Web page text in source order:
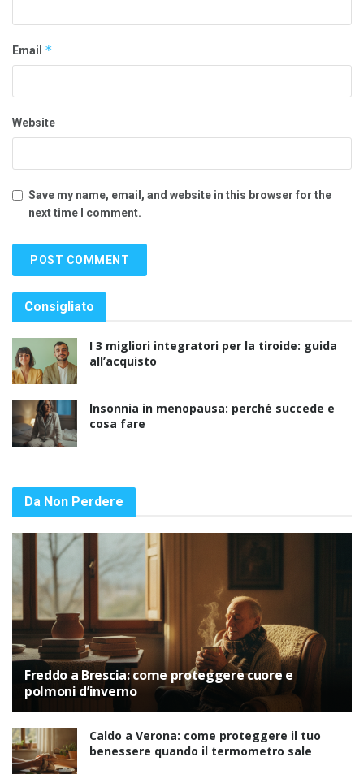
Email *
Website
Save my name, email, and website in this browser for the
next time I comment.
Consigliato
I 3 migliori integratori per la tiroide: guida
all’acquisto
Insonnia in menopausa: perché succede e
cosa fare
Da Non Perdere
Freddo a Brescia: come proteggere cuore e
polmoni d’inverno
Caldo a Verona: come proteggere il tuo
benessere quando il termometro sale